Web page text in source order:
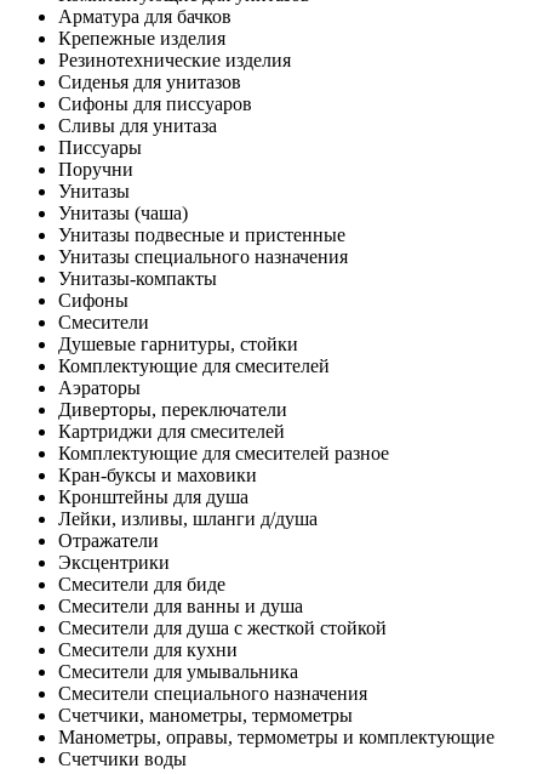
Арматура для бачков
Крепежные изделия
Резинотехнические изделия
Сиденья для унитазов
Сифоны для писсуаров
Сливы для унитаза
Писсуары
Поручни
Унитазы
Унитазы (чаша)
Унитазы подвесные и пристенные
Унитазы специального назначения
Унитазы-компакты
Сифоны
Смесители
Душевые гарнитуры, стойки
Комплектующие для смесителей
Аэраторы
Диверторы, переключатели
Картриджи для смесителей
Комплектующие для смесителей разное
Кран-буксы и маховики
Кронштейны для душа
Лейки, изливы, шланги д/душа
Отражатели
Эксцентрики
Смесители для биде
Смесители для ванны и душа
Смесители для душа с жесткой стойкой
Смесители для кухни
Смесители для умывальника
Смесители специального назначения
Счетчики, манометры, термометры
Манометры, оправы, термометры и комплектующие
Счетчики воды